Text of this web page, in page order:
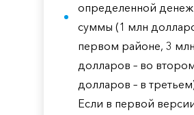
определенной
суммы (1 млн
первом районе, 3 млн
долларов – во
долларов – в
Если в первой